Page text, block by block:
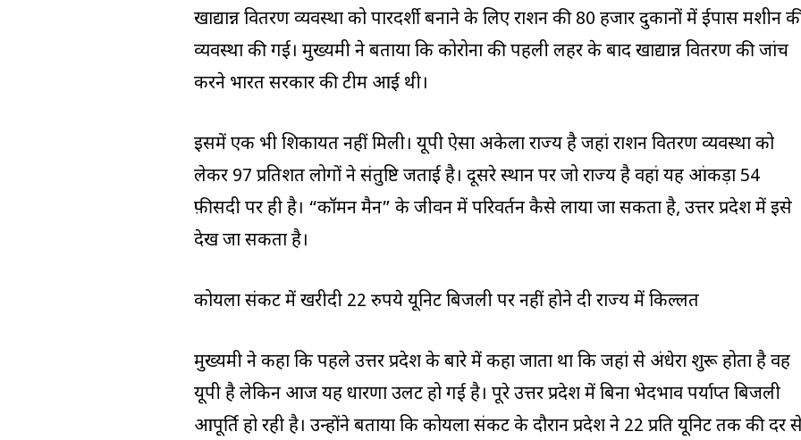
खाद्यान्न वितरण व्यवस्था को पारदर्शी बनाने के लिए राशन की 80 हजार दुकानों में ईपास मशीन
व्यवस्था की गई। मुख्यमंत्री ने बताया कि कोरोना की पहली लहर के बाद खाद्यान्न वितरण की जांच
करने भारत सरकार की टीम आई थी।
इसमें एक भी शिकायत नहीं मिली। यूपी ऐसा अकेला राज्य है जहां राशन वितरण व्यवस्था को
लेकर 97 प्रतिशत लोगों ने संतुष्टि जताई है। दूसरे स्थान पर जो राज्य है वहां यह आंकड़ा 54
फ़ीसदी पर ही है। “कॉमन मैन” के जीवन में परिवर्तन कैसे लाया जा सकता है, उत्तर प्रदेश में इसे
देख जा सकता है।
कोयला संकट में खरीदी 22 रुपये यूनिट बिजली पर नहीं होने दी राज्य में किल्लत
मुख्यमंत्री ने कहा कि पहले उत्तर प्रदेश के बारे में कहा जाता था कि जहां से अंधेरा शुरू होता है वह
यूपी है लेकिन आज यह धारणा उलट हो गई है। पूरे उत्तर प्रदेश में बिना भेदभाव पर्याप्त बिजली
आपूर्ति हो रही है। उन्होंने बताया कि कोयला संकट के दौरान प्रदेश ने 22 प्रति यूनिट तक की दर